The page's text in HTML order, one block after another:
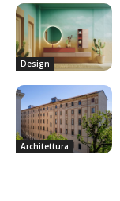
Design
Architettura